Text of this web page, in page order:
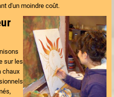
d'un moindre coût.
sur les
chaux